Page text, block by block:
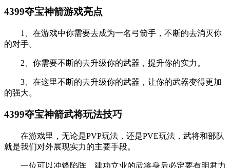
4399夺宝神箭游戏亮点
1、在游戏中你需要去成为一名弓箭手，不断的去消灭你
的对手。
2、你需要不断的去升级你的武器，提升你的实力。
3、在这里不断的去升级你的武器，让你的武器变得更加
的强大。
4399夺宝神箭武将玩法技巧
在游戏里，无论是PVP玩法，还是PVE玩法，武将和部队
就是我们对外展现实力的主要手段。
一位可以冲锋陷阵、建功立业的武将身后必定要有明君力